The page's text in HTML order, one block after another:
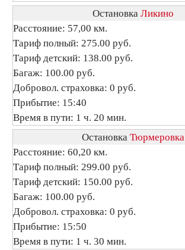
Остановка Ликино
Расстояние: 57,00 км.
Тариф полный: 275.00 руб.
Тариф детский: 138.00 руб.
Багаж: 100.00 руб.
Добровол. страховка: 0 руб.
Прибытие: 15:40
Время в пути: 1 ч. 20 мин.
Остановка Тюрмеровка
Расстояние: 60,20 км.
Тариф полный: 299.00 руб.
Тариф детский: 150.00 руб.
Багаж: 100.00 руб.
Добровол. страховка: 0 руб.
Прибытие: 15:50
Время в пути: 1 ч. 30 мин.